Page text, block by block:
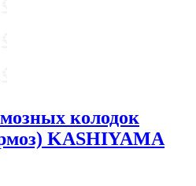
колодок
KASHIYAMA